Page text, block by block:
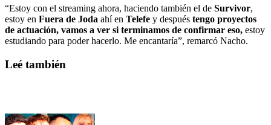
“Estoy con el streaming ahora, haciendo también el de Survivor,
estoy en Fuera de Joda ahí en Telefe y después tengo proyectos
de actuación, vamos a ver si terminamos de confirmar eso, estoy
estudiando para poder hacerlo. Me encantaría”, remarcó Nacho.
Leé también